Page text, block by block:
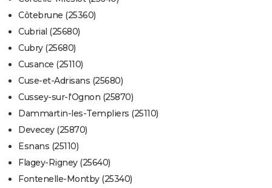
Côtebrune (25360)
Cubrial (25680)
Cubry (25680)
Cusance (25110)
Cuse-et-Adrisans (25680)
Cussey-sur-l'Ognon (25870)
Dammartin-les-Templiers (25110)
Devecey (25870)
Esnans (25110)
Flagey-Rigney (25640)
Fontenelle-Montby (25340)